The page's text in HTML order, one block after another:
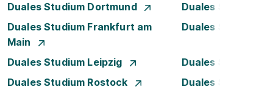
Duales Studium Dortmund
Duales Studium
Duales Studium Frankfurt am
Main
Duales Studium
Duales Studium Leipzig
Duales Studium
Duales Studium Rostock
Duales Studium